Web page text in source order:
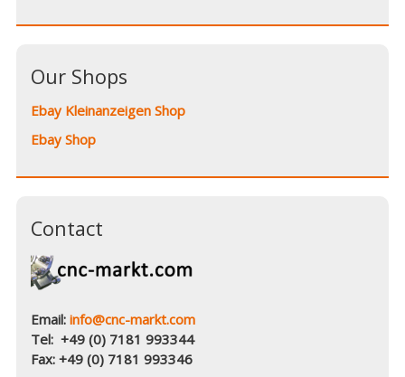
Our Shops
Ebay Kleinanzeigen Shop
Ebay Shop
Contact
Email:info@cnc-markt.com
Tel: +49 (0) 7181 993344
Fax: +49 (0) 7181 993346